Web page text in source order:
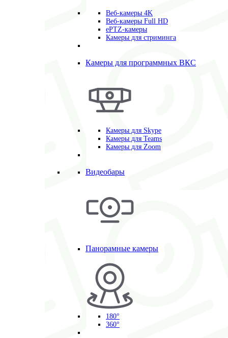
Веб-камеры 4K
Веб-камеры Full HD
ePTZ-камеры
Камеры для стриминга
Камеры для программных ВКС
Камеры для Skype
Камеры для Teams
Камеры для Zoom
Видеобары
Панорамные камеры
180°
360°